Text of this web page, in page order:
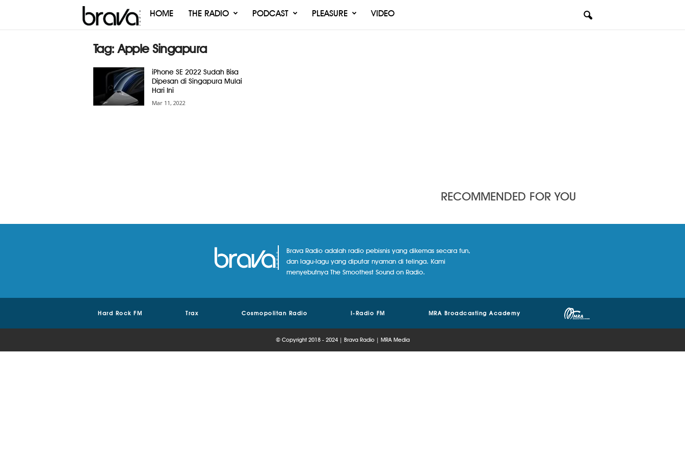
Brava
HOME THE RADIO PODCAST PLEASURE VIDEO
Tag: Apple Singapura
iPhone SE 2022 Sudah Bisa
Dipesan di Singapura Mulai
Hari Ini
Mar 11, 2022
RECOMMENDED FOR YOU
Brava Radio adalah radio pebisnis yang dikemas secara fun,
dan lagu-lagu yang diputar nyaman di telinga. Kami
menyebutnya The Smoothest Sound on Radio.
Hard Rock FM Trax Cosmopolitan Radio I-Radio FM MRA Broadcasting Academy
© Copyright 2018 - 2024 | Brava Radio | MRA Media